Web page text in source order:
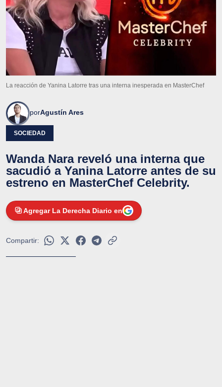
La reacción de Yanina Latorre tras una interna inesperada en MasterChef
porAgustín Ares
SOCIEDAD
Wanda Nara reveló una interna que
sacudió a Yanina Latorre antes de su
estreno en MasterChef Celebrity.
Agregar La Derecha Diario en
Compartir: